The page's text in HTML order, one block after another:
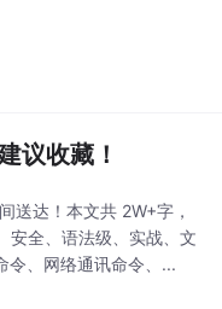
议收藏！
送达！本文共 2W+字，
安全、语法级、实战、文
令、网络通讯命令、...